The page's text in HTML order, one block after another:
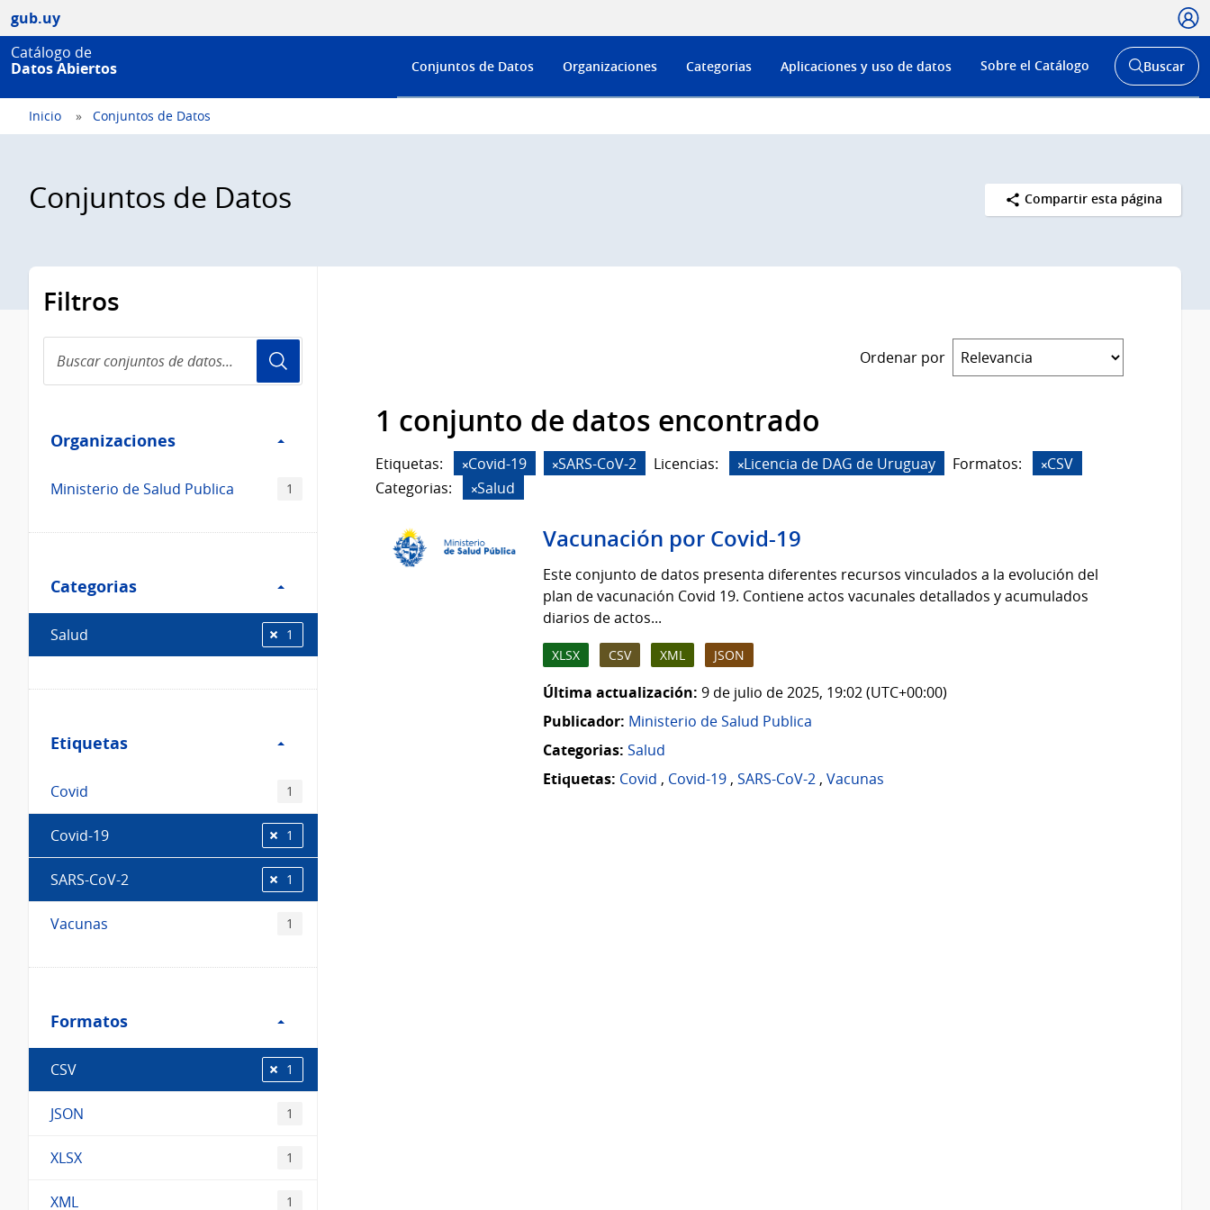
gub.uy
Catálogo de
Datos Abiertos
Menú
de
Conjuntos de Datos Organizaciones Categorias Aplicaciones y uso de datos Sobre el Catálogo
Abrir
buscador
Buscar
Inicio Conjuntos de Datos
Conjuntos de Datos Compartir esta página
Filtros
conjuntos
de
Organizaciones
Organizaciones
Ministerio de Salud Publica 1
Categorias
Categorias
Salud 1
Etiquetas
Etiquetas
Covid 1
Covid-19 1
SARS-CoV-2 1
Vacunas 1
Formatos
Formatos
CSV 1
JSON 1
XLSX 1
XML 1
Ordenar por
1 conjunto de datos encontrado
Etiquetas: Covid-19 SARS-CoV-2 Licencias: Licencia de DAG de Uruguay Formatos:
CSV
Categorias:
Salud
Vacunación por Covid-19
Este conjunto de datos presenta diferentes recursos vinculados a la evolución del
plan de vacunación Covid 19. Contiene actos vacunales detallados y acumulados
diarios de actos...
XLSX CSV XML JSON
Última actualización: 9 de julio de 2025, 19:02 (UTC+00:00)
Publicador: Ministerio de Salud Publica
Categorias: Salud
Etiquetas: Covid , Covid-19, SARS-CoV-2, Vacunas